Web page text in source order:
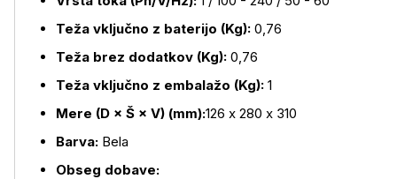
Teža vključno z baterijo (Kg): 0,76
Teža brez dodatkov (Kg): 0,76
Teža vključno z embalažo (Kg): 1
Mere (D × Š × V) (mm):126 x 280 x 310
Barva: Bela
Obseg dobave: